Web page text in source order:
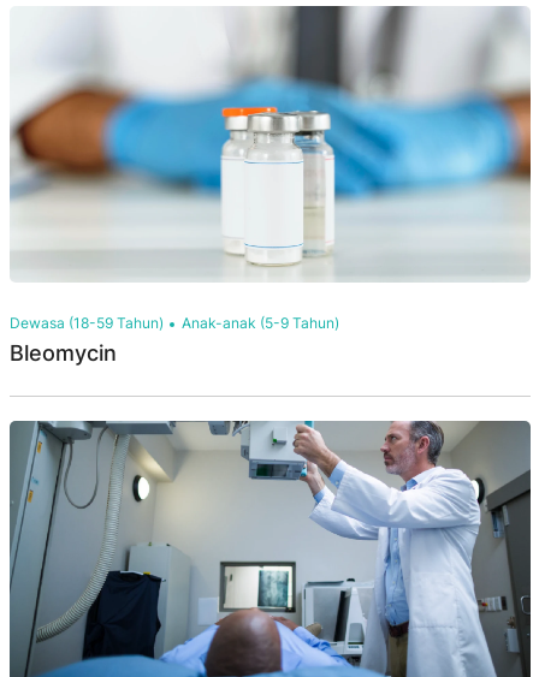
Dewasa (18-59 Tahun) Anak-anak (5-9 Tahun)
Bleomycin